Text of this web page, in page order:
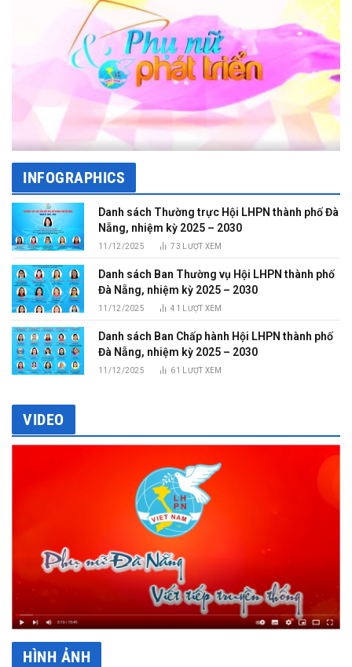
INFOGRAPHICS
Danh sách Thường trực Hội LHPN thành phố Đà
Nẵng, nhiệm kỳ 2025 – 2030
11/12/2025 73 LƯỢT XEM
Danh sách Ban Thường vụ Hội LHPN thành phố
Đà Nẵng, nhiệm kỳ 2025 – 2030
11/12/2025 41 LƯỢT XEM
Danh sách Ban Chấp hành Hội LHPN thành phố
Đà Nẵng, nhiệm kỳ 2025 – 2030
11/12/2025 61 LƯỢT XEM
VIDEO
HÌNH ẢNH